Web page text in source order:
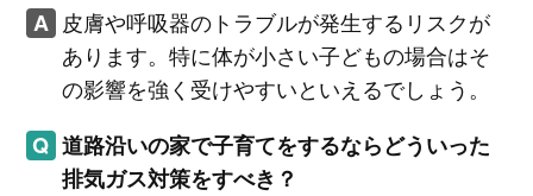
皮膚や呼吸器のトラブルが発生するリスクが
あります。特に体が小さい子どもの場合はそ
の影響を強く受けやすいといえるでしょう。
道路沿いの家で子育てをするならどういった
排気ガス対策をすべき？